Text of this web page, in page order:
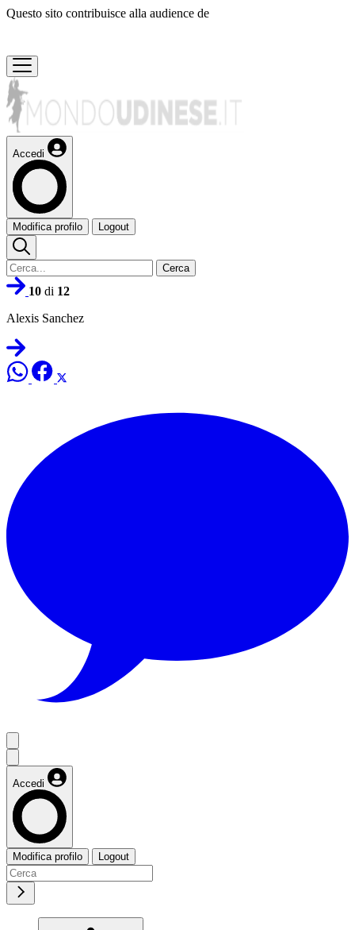
Questo sito contribuisce alla audience de
Accedi
Modifica profilo Logout
Cerca
10 di 12
Alexis Sanchez
Accedi
Modifica profilo Logout